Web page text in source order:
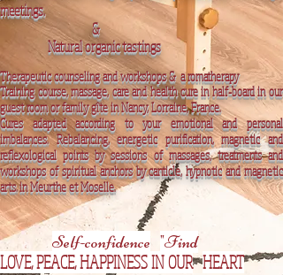
meetings.
&
Natural organic tastings
Therapeutic counseling and workshops & aromatherapy
Training course, massage, care and health cure in half-board in our
guest room or family gîte in Nancy, Lorraine, France.
Cures adapted according to your emotional and personal
imbalances. Rebalancing, energetic purification, magnetic and
reflexological points by sessions of massages, treatments and
workshops of spiritual anchors by canticle, hypnotic and magnetic
arts. in Meurthe et Moselle.
Self-confidence "Find
LOVE, PEACE, HAPPINESS IN OUR HEART